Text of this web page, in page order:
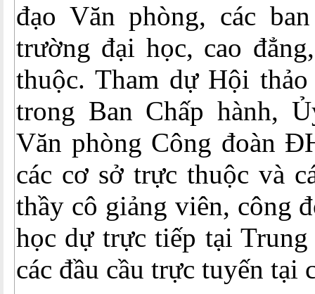
đạo Văn phòng, các
trường đại học, cao
thuộc. Tham dự Hội
trong Ban Chấp hành,
Văn phòng Công đoàn
các cơ sở trực thuộc và
thầy cô giảng viên, công
học dự trực tiếp tại
các đầu cầu trực tuyến tại